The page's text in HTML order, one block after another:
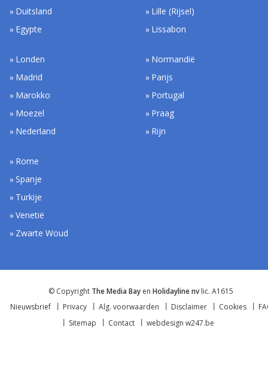
Duitsland
Egypte
Lille (Rijsel)
Lissabon
Londen
Madrid
Marokko
Moezel
Nederland
Normandië
Parijs
Portugal
Praag
Rijn
Rome
Spanje
Turkije
Venetië
Zwarte Woud
© Copyright The Media Bay en Holidayline nvlic. A1615
Nieuwsbrief
Privacy Alg. voorwaarden Disclaimer Cookies
Sitemap
Contact webdesign w247.be